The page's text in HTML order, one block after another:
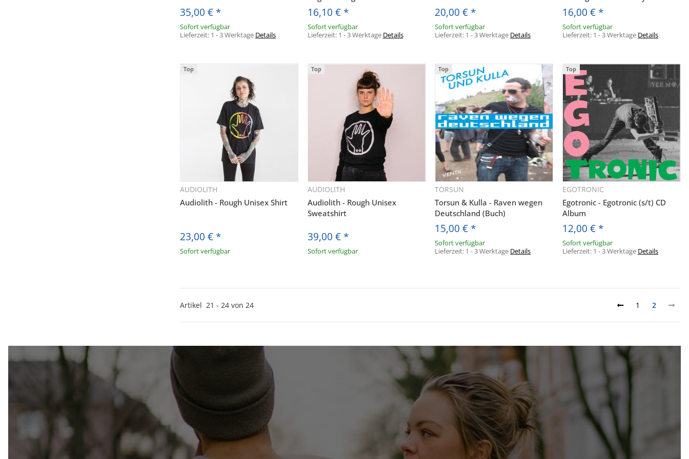
35,00 € *
Sofort verfügbar
Lieferzeit: 1 - 3 Werktage Details
16,10 € *
Sofort verfügbar
Lieferzeit: 1 - 3 Werktage Details
20,00 € *
Sofort verfügbar
Lieferzeit: 1 - 3 Werktage Details
16,00 € *
Sofort verfügbar
Lieferzeit: 1 - 3 Werktage Details
Top
AUDIOLITH
Audiolith - Rough Unisex Shirt
23,00 € *
Sofort verfügbar
Top
AUDIOLITH
Audiolith - Rough Unisex
Sweatshirt
39,00 € *
Sofort verfügbar
Top
TORSUN
Torsun & Kulla - Raven wegen
Deutschland (Buch)
15,00 € *
Sofort verfügbar
Lieferzeit: 1 - 3 Werktage Details
Top
Schnellkauf
EGOTRONIC
Egotronic - Egotronic (s/t) CD
Album
12,00 € *
Sofort verfügbar
Lieferzeit: 1 - 3 Werktage Details
Artikel 21 - 24 von 24 1 2